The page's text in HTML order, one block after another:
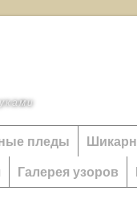
пледы
Галерея узоров